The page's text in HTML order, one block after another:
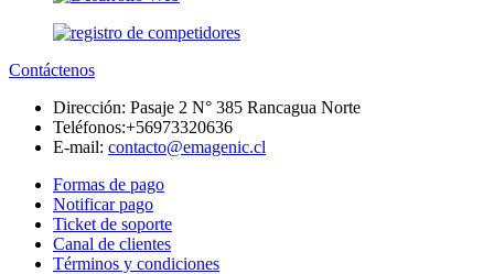
Contáctenos
Dirección: Pasaje 2 N° 385 Rancagua Norte
Teléfonos:+56973320636
E-mail: contacto@emagenic.cl
Formas de pago
Notificar pago
Ticket de soporte
Canal de clientes
Términos y condiciones